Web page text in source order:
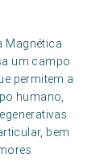
Magnética
um campo
permitem a
humano,
bem